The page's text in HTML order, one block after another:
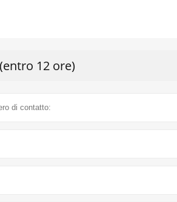
12 ore)